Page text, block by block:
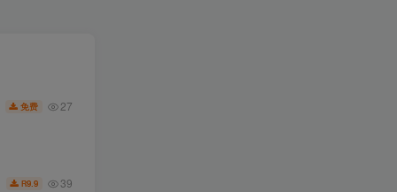
免费 27
R9.9 39